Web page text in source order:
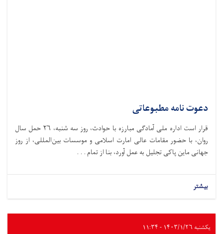
دعوت نامه مطبوعاتی
قرار است اداره ملی آمادگی مبارزه با حوادث،‌ روز سه شنبه، ۲۶ حمل سال
روان، با حضور مقامات عالی امارت اسلامی و موسسات بین‌المللی، از روز
جهانی ماین پاکی تجلیل به عمل آورد، بنا از تمام . . .
بیشتر
یکشنبه ۱۴۰۳/۱/۲۶ - ۱۱:۳۴